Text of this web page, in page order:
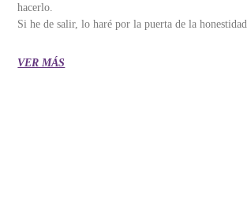
hacerlo.
Si he de salir, lo haré por la puerta de la honestidad
VER MÁS